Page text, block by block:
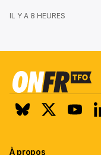
IL Y A 8 HEURES
À propos